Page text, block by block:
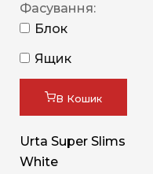
Фасування:
Блок
Ящик
В Кошик
Urta Super Slims
White